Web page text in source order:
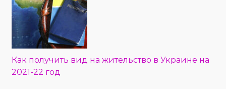
Как получить вид на жительство в Украине на
2021-22 год